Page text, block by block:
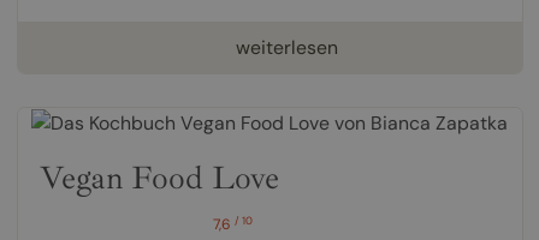
weiterlesen
Vegan Food Love
7,6/ 10